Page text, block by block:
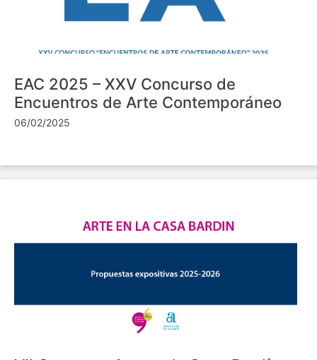
EAC 2025 – XXV Concurso de
Encuentros de Arte Contemporáneo
06/02/2025